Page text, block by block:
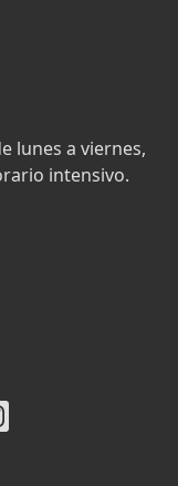
lunes a viernes,
intensivo.